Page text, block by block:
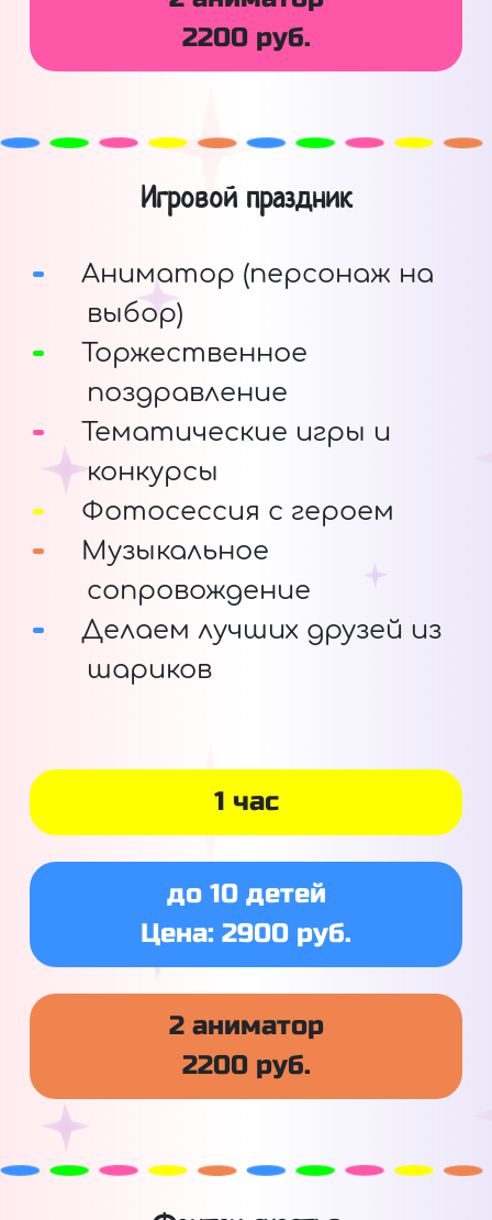
2200 руб.
Игровой праздник
Аниматор (персонаж на
выбор)
Торжественное
поздравление
Тематические игры и
конкурсы
Фотосессия с героем
Музыкальное
сопровождение
Делаем лучших друзей из
шариков
1 час
до 10 детей
Цена: 2900 руб.
2 аниматор
2200 руб.